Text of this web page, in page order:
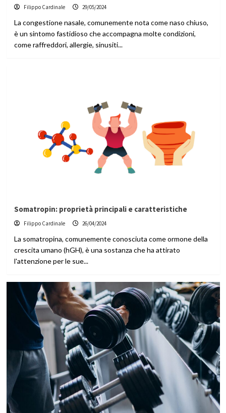
Filippo Cardinale 29/05/2024
La congestione nasale, comunemente nota come naso chiuso,
è un sintomo fastidioso che accompagna molte condizioni,
come raffreddori, allergie, sinusiti...
Somatropin: proprietà principali e caratteristiche
Filippo Cardinale 26/04/2024
La somatropina, comunemente conosciuta come ormone della
crescita umano (hGH), è una sostanza che ha attirato
l'attenzione per le sue...